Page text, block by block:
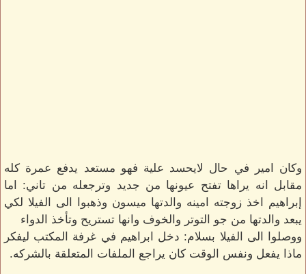
وكان امير في حال لايحسد علية فهو مستعد يدفع عمرة كله
مقابل انه يراها تفتح عيونها من جديد وترجعله من تاني: اما
إبراهيم اخذ زوجته امينه والدتها ميسون وذهبوا الى الفيلا لكي
يبعد والدتها من جو التوتر والخوف وانها تستريح وتأخذ الدواء
ووصلوا الى الفيلا بسلام: دخل ابراهيم في غرفة المكتب ليفكر
ماذا يفعل ونفس الوقت كان يراجع الملفات المتعلقة بالشركه.